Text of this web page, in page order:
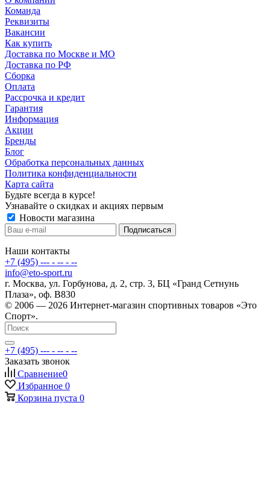
Команда
Реквизиты
Вакансии
Как купить
Доставка по Москве и МО
Доставка по РФ
Сборка
Оплата
Рассрочка и кредит
Гарантия
Информация
Акции
Бренды
Блог
Обработка персональных данных
Политика конфиденциальности
Карта сайта
Будьте всегда в курсе!
Узнавайте о скидках и акциях первым
Новости магазина
Наши контакты
+7 (495) --- - -- - --
info@eto-sport.ru
г. Москва, ул. Горбунова, д. 2, стр. 3, БЦ «Гранд Сетнунь
Плаза», оф. В830
© 2006 — 2026 Интернет-магазин спортивных товаров «Это
Спорт».
+7 (495) --- - -- - --
Заказать звонок
Сравнение0
Избранное 0
Корзина пуста 0